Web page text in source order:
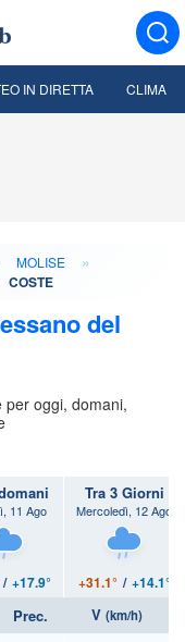
IN DIRETTA CLIMA
MOLISE »
COSTE
del
oggi, domani,
11 Ago
/ +17.9°
Tra 3 Giorni
Mercoledì, 12 Ago
+31.1° / +14.1°
Prec. V (km/h)